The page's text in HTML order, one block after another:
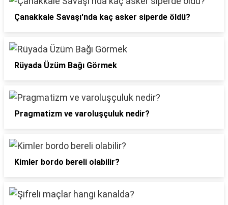
Çanakkale Savaşı'nda kaç asker siperde öldü?
Rüyada Üzüm Bağı Görmek
Pragmatizm ve varoluşçuluk nedir?
Kimler bordo bereli olabilir?